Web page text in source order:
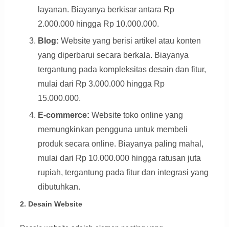
layanan. Biayanya berkisar antara Rp
2.000.000 hingga Rp 10.000.000.
Blog: Website yang berisi artikel atau konten
yang diperbarui secara berkala. Biayanya
tergantung pada kompleksitas desain dan fitur,
mulai dari Rp 3.000.000 hingga Rp
15.000.000.
E-commerce: Website toko online yang
memungkinkan pengguna untuk membeli
produk secara online. Biayanya paling mahal,
mulai dari Rp 10.000.000 hingga ratusan juta
rupiah, tergantung pada fitur dan integrasi yang
dibutuhkan.
2. Desain Website